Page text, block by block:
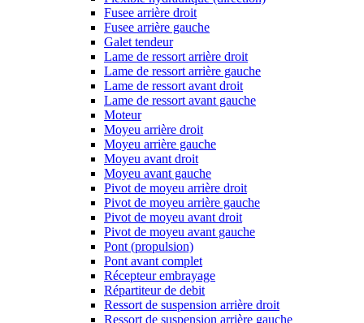
Fusee arrière droit
Fusee arrière gauche
Galet tendeur
Lame de ressort arrière droit
Lame de ressort arrière gauche
Lame de ressort avant droit
Lame de ressort avant gauche
Moteur
Moyeu arrière droit
Moyeu arrière gauche
Moyeu avant droit
Moyeu avant gauche
Pivot de moyeu arrière droit
Pivot de moyeu arrière gauche
Pivot de moyeu avant droit
Pivot de moyeu avant gauche
Pont (propulsion)
Pont avant complet
Récepteur embrayage
Répartiteur de debit
Ressort de suspension arrière droit
Ressort de suspension arrière gauche